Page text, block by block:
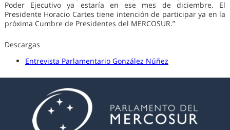
Poder Ejecutivo ya estaría en ese mes de diciembre. El
Presidente Horacio Cartes tiene intención de participar ya en la
próxima Cumbre de Presidentes del MERCOSUR.”
Descargas
Entrevista Parlamentario González Núñez